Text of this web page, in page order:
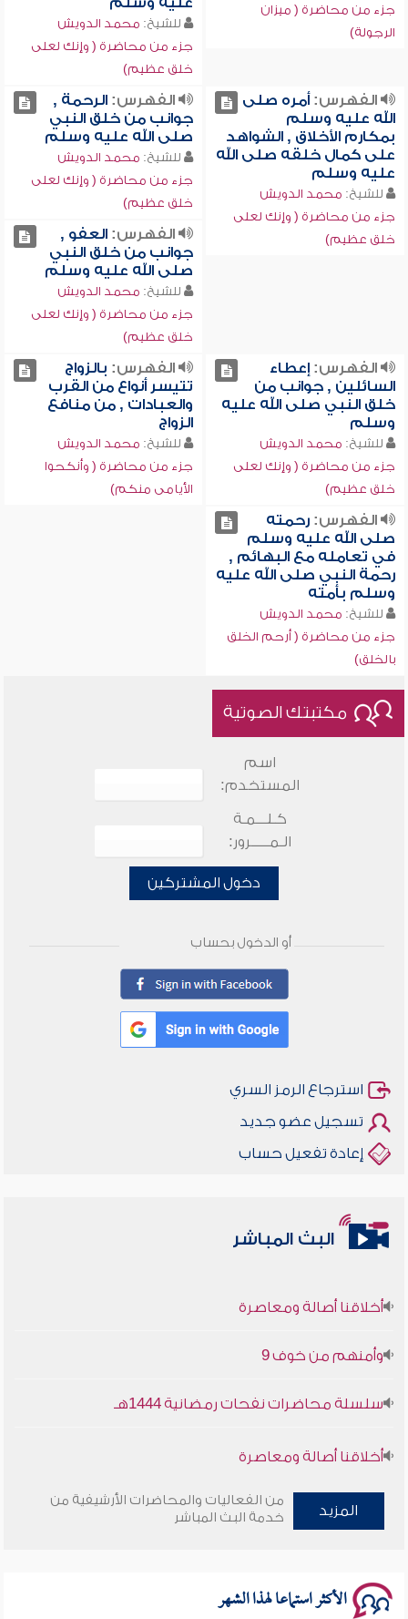
جزء من محاضرة ( ميزان
الرجولة)
للشيخ: محمد الدويش
جزء من محاضرة ( وإنك لعلى
خلق عظيم)
الفهرس:أمره صلى
الله عليه وسلم
بمكارم الأخلاق , الشواهد
على كمال خلقه صلى الله
عليه وسلم
للشيخ: محمد الدويش
جزء من محاضرة ( وإنك لعلى
خلق عظيم)
الفهرس:الرحمة ,
جوانب من خلق النبي
صلى الله عليه وسلم
للشيخ: محمد الدويش
جزء من محاضرة ( وإنك لعلى
خلق عظيم)
الفهرس:العفو ,
جوانب من خلق النبي
صلى الله عليه وسلم
للشيخ: محمد الدويش
جزء من محاضرة ( وإنك لعلى
خلق عظيم)
الفهرس:إعطاء
السائلين , جوانب من
خلق النبي صلى الله عليه
وسلم
للشيخ: محمد الدويش
جزء من محاضرة ( وإنك لعلى
خلق عظيم)
الفهرس: بالزواج
تتيسر أنواع من القرب
والعبادات , من منافع
الزواج
للشيخ: محمد الدويش
جزء من محاضرة ( وأنكحوا
الأيامى منكم)
الفهرس:رحمته
صلى الله عليه وسلم
في تعامله مع البهائم ,
رحمة النبي صلى الله عليه
وسلم بأمته
للشيخ: محمد الدويش
جزء من محاضرة ( أرحم الخلق
بالخلق)
مكتبتك الصوتية
اسم
المستخدم:
كـلـــمـة
الـمـــــرور:
دخول المشتركين
أو الدخول بحساب
استرجاع الرمز السري
تسجيل عضو جديد
إعادة تفعيل حساب
البث المباشر
أخلاقنا أصالة ومعاصرة
وأمنهم من خوف 9
أخلاقنا أصالة ومعاصرة
وأمنهم من خوف 9
المزيد
من الفعاليات والمحاضرات الأرشيفية من
خدمة البث المباشر
الأكثر استماعا لهذا الشهر